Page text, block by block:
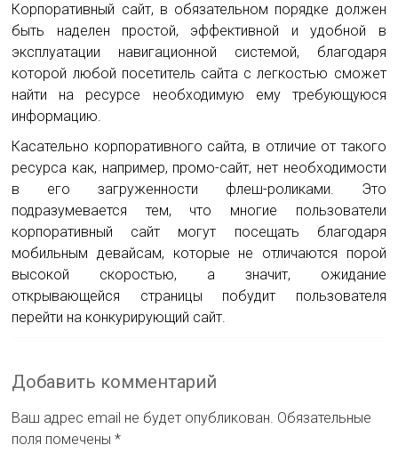
Корпоративный сайт, в обязательном порядке должен
быть наделен простой, эффективной и удобной в
эксплуатации навигационной системой, благодаря
которой любой посетитель сайта с легкостью сможет
найти на ресурсе необходимую ему требующуюся
информацию.
Касательно корпоративного сайта, в отличие от такого
ресурса как, например, промо-сайт, нет необходимости
в его загруженности флеш-роликами. Это
подразумевается тем, что многие пользователи
корпоративный сайт могут посещать благодаря
мобильным девайсам, которые не отличаются порой
высокой скоростью, а значит, ожидание
открывающейся страницы побудит пользователя
перейти на конкурирующий сайт.
Добавить комментарий
Ваш адрес email не будет опубликован. Обязательные
поля помечены*